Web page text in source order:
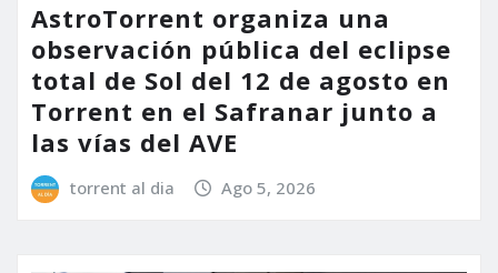
AstroTorrent organiza una
observación pública del eclipse
total de Sol del 12 de agosto en
Torrent en el Safranar junto a
las vías del AVE
torrent al dia Ago 5, 2026